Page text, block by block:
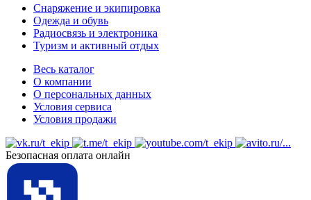
Снаряжение и экипировка
Одежда и обувь
Радиосвязь и электроника
Туризм и активный отдых
Весь каталог
О компании
О персональных данных
Условия сервиса
Условия продажи
Безопасная оплата онлайн